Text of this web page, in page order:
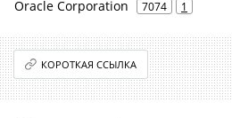
Oracle Corporation 7074 1
КОРОТКАЯ ССЫЛКА